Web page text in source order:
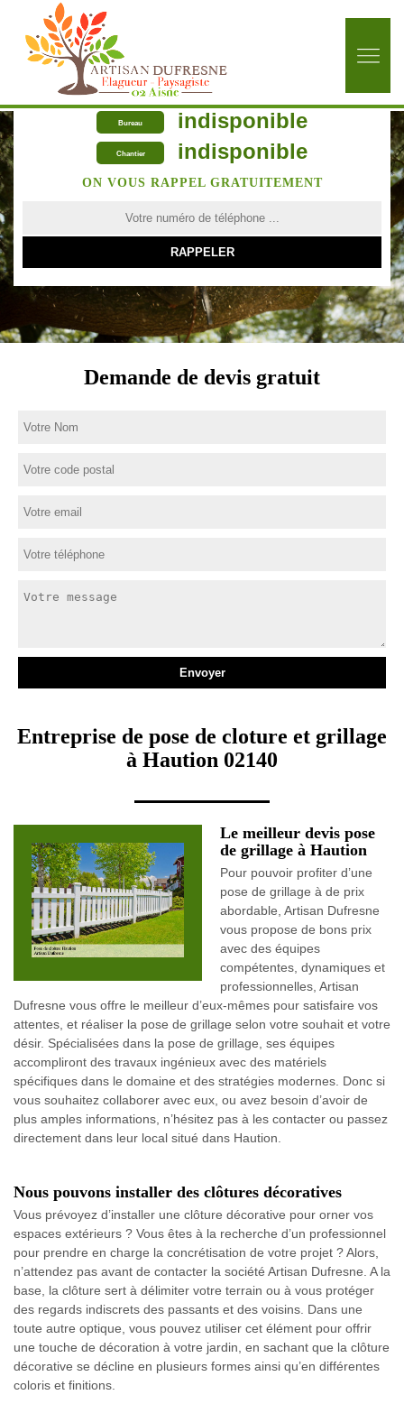
Bureau indisponible
Chantier indisponible
ON VOUS RAPPEL GRATUITEMENT
Demande de devis gratuit
Entreprise de pose de cloture et grillage
à Haution 02140
Le meilleur devis pose
de grillage à Haution
Pour pouvoir profiter d’une
pose de grillage à de prix
abordable, Artisan Dufresne
vous propose de bons prix
avec des équipes
compétentes, dynamiques et
professionnelles, Artisan
Dufresne vous offre le meilleur d’eux-mêmes pour satisfaire vos
attentes, et réaliser la pose de grillage selon votre souhait et votre
désir. Spécialisées dans la pose de grillage, ses équipes
accompliront des travaux ingénieux avec des matériels
spécifiques dans le domaine et des stratégies modernes. Donc si
vous souhaitez collaborer avec eux, ou avez besoin d’avoir de
plus amples informations, n’hésitez pas à les contacter ou passez
directement dans leur local situé dans Haution.
Nous pouvons installer des clôtures décoratives
Vous prévoyez d’installer une clôture décorative pour orner vos
espaces extérieurs ? Vous êtes à la recherche d’un professionnel
pour prendre en charge la concrétisation de votre projet ? Alors,
n’attendez pas avant de contacter la société Artisan Dufresne. A la
base, la clôture sert à délimiter votre terrain ou à vous protéger
des regards indiscrets des passants et des voisins. Dans une
toute autre optique, vous pouvez utiliser cet élément pour offrir
une touche de décoration à votre jardin, en sachant que la clôture
décorative se décline en plusieurs formes ainsi qu’en différentes
coloris et finitions.